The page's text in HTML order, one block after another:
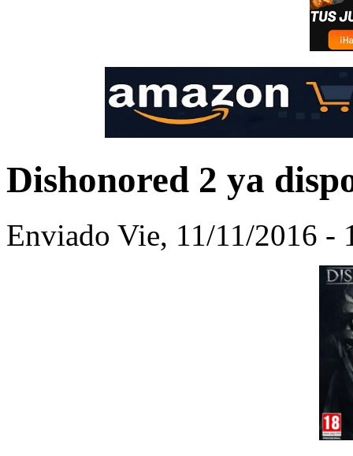
Dishonored 2 ya
Enviado Vie, 11/11/2016 -